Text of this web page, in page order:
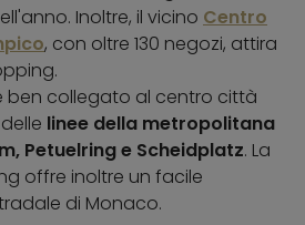
Inoltre, il vicino Centro
, con oltre 130 negozi, attira
ben collegato al centro città
linee della metropolitana
Petuelring e Scheidplatz. La
offre inoltre un facile
di Monaco.